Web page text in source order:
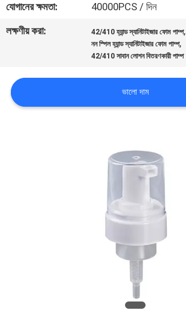
খবর
সাইট
যোগানের ক্ষমতা:
40000PCS / দিন
লক্ষণীয় করা:
42/410 হ্যান্ড স্যানিটাইজার ফোম পাম্প,
নন স্পিল হ্যান্ড স্যানিটাইজার ফোম পাম্প,
42/410 সাবান লোশন বিতরণকারী পাম্প
ভালো দাম